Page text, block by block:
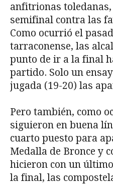
anfitrionas
semifinal contra las
Como ocurrió el
tarraconense, las
punto de ir a la final
partido. Solo un
jugada (19-20) las
Pero también, como
siguieron en buena
cuarto puesto para
Medalla de Bronce y
hicieron con un
la final, las